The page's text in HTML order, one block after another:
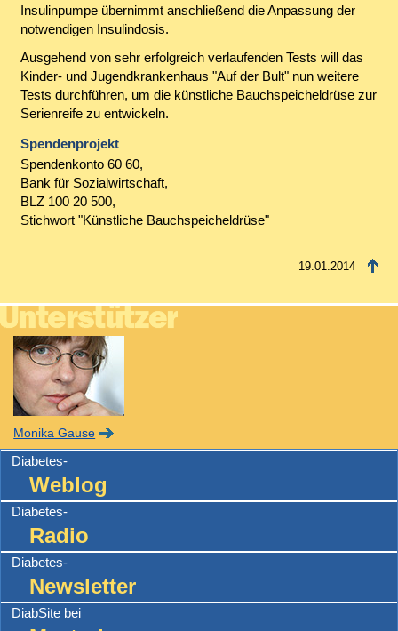
Insulinpumpe übernimmt anschließend die Anpassung der
notwendigen Insulindosis.
Ausgehend von sehr erfolgreich verlaufenden Tests will das
Kinder- und Jugendkrankenhaus "Auf der Bult" nun weitere
Tests durchführen, um die künstliche Bauchspeicheldrüse zur
Serienreife zu entwickeln.
Spendenprojekt
Spendenkonto 60 60,
Bank für Sozialwirtschaft,
BLZ 100 20 500,
Stichwort "Künstliche Bauchspeicheldrüse"
19.01.2014
Monika Gause
Diabetes-
Weblog
Diabetes-
Radio
Diabetes-
Newsletter
DiabSite bei